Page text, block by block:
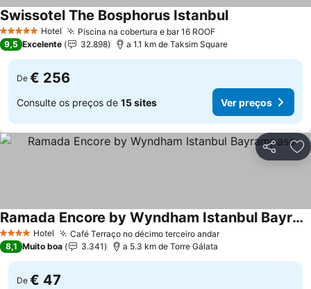
5 Estrelas Hotel Piscina na cobertura e bar 16 ROOFVer preços
Swissotel The Bosphorus IstanbulVer preços
9,5 Excelente 32.898 a 1.1 km de Taksim Square
De € 256
Consulte os preços de 15 sites Ver preços
Partilhar
4 EstrelasHotel Café Terraço no décimo terceiro andarVer preços
Ramada Encore by Wyndham Istanbul Bayrampasa
Ver preços
8,1 Muito boa 3.341 a 5.3 km de Torre Gálata
De € 47